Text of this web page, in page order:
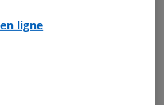
ligne